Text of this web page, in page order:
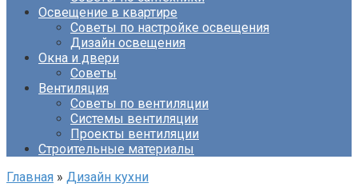
Освещение в квартире
Советы по настройке освещения
Дизайн освещения
Окна и двери
Советы
Вентиляция
Советы по вентиляции
Системы вентиляции
Проекты вентиляции
Строительные материалы
Главная » Дизайн кухни